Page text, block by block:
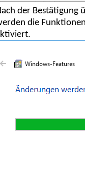
der Bestätigung
die